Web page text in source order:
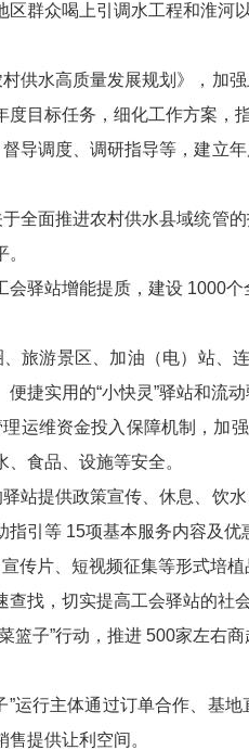
区群众喝上引调水工程和淮河
供水高质量发展规划》，加
度目标任务，细化工作方案，
导调度、调研指导等，建立
全面推进农村供水县域统管
会驿站增能提质，建设 1000
旅游景区、加油（电）站、
便捷实用的“小快灵”驿站和流
运维资金投入保障机制，加
食品、设施等安全。
站提供政策宣传、休息、饮
指引等 15项基本服务内容及
传片、短视频征集等形式培
查找，切实提高工会驿站的社
篮子”行动，推进 500家左右
”运行主体通过订单合作、基
提供让利空间。